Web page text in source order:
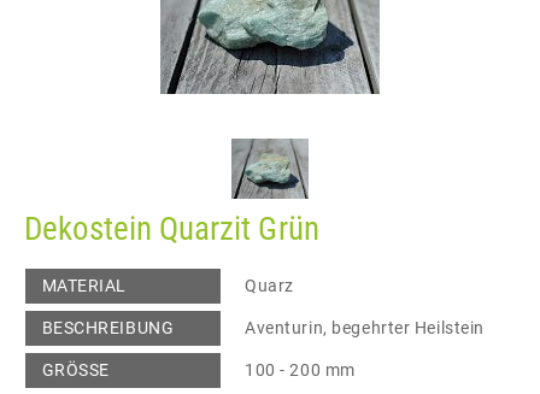
Dekostein Quarzit Grün
MATERIAL Quarz
BESCHREIBUNG Aventurin, begehrter Heilstein
GRÖSSE 100 - 200 mm